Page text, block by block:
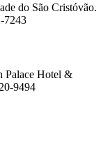
do São Cristóvão.
7243
Palace Hotel &
9494